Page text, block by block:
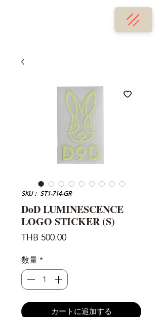
SKU： ST1-714-GR
DoD LUMINESCENCE
LOGO STICKER (S)
THB 500.00価
数量 *
カートに追加する